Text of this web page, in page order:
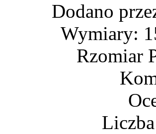
Dodano
Wymiary:
Rzomiar